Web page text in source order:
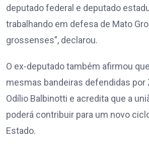
deputado federal e deputado
trabalhando em defesa de Mato
grossenses”, declarou.
O ex-deputado também afirmou
mesmas bandeiras defendidas por
Odílio Balbinotti e acredita que a
poderá contribuir para um novo
Estado.